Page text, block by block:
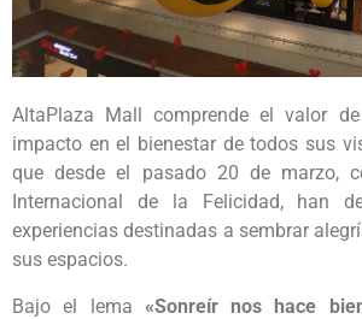
AltaPlaza Mall comprende el valor
impacto en el bienestar de todos sus
que desde el pasado 20 de marzo,
Internacional de la Felicidad, han
experiencias destinadas a sembrar
sus espacios.
Bajo el lema «Sonreír nos hace